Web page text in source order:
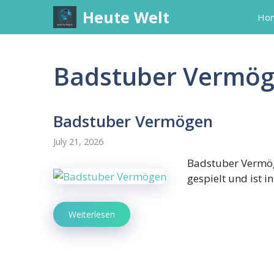
content
Heute Welt
Badstuber
Badstuber Vermögen
July 21, 2026
Badstuber
gespielt und ist
Weiterlesen